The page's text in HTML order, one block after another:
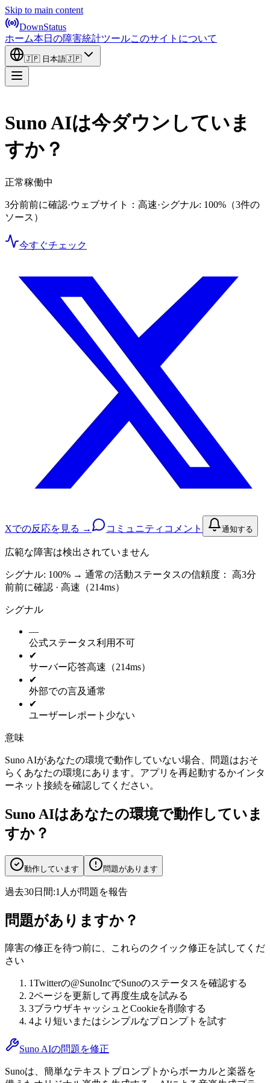
Skip to main content
DownStatus
ホーム本日の障害統計ツールこのサイトについて
🇯🇵 日本語🇯🇵
Suno AIは今ダウンしていま
すか？
正常稼働中
3分前前に確認·ウェブサイト：高速·シグナル: 100% （3件の
ソース）
今すぐチェック
Xでの反応を見る → コミュニティコメント 通知する
広範な障害は検出されていません
シグナル: 100% → 通常の活動ステータスの信頼度： 高3分
前前に確認 · 高速（214ms）
シグナル
—
公式ステータス利用不可
✔
サーバー応答高速（214ms）
✔
外部での言及通常
✔
ユーザーレポート 少ない
意味
Suno AIがあなたの環境で動作していない場合、問題はおそ
らくあなたの環境にあります。アプリを再起動するかインタ
ーネット接続を確認してください。
Suno AIはあなたの環境で動作していま
すか？
動作しています 問題があります
過去30日間:1人が問題を報告
問題がありますか？
障害の修正を待つ前に、これらのクイック修正を試してくだ
さい
1Twitterの@SunoIncでSunoのステータスを確認する
2ページを更新して再度生成を試みる
3ブラウザキャッシュとCookieを削除する
4より短いまたはシンプルなプロンプトを試す
Suno AIの問題を修正
Sunoは、簡単なテキストプロンプトからボーカルと楽器を